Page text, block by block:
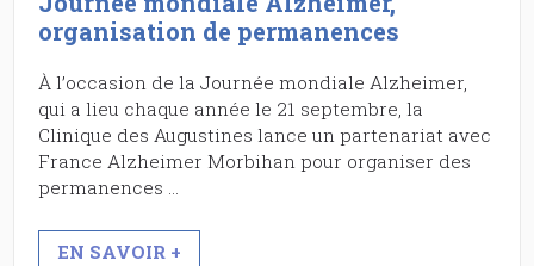
organisation de permanences
À l’occasion de la Journée mondiale Alzheimer,
qui a lieu chaque année le 21 septembre, la
Clinique des Augustines lance un partenariat avec
France Alzheimer Morbihan pour organiser des
permanences …
EN SAVOIR +